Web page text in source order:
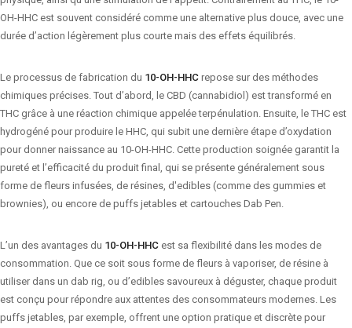
OH-HHC est souvent considéré comme une alternative plus douce, avec une
durée d’action légèrement plus courte mais des effets équilibrés.
Le processus de fabrication du 10-OH-HHC repose sur des méthodes
chimiques précises. Tout d’abord, le CBD (cannabidiol) est transformé en
THC grâce à une réaction chimique appelée terpénulation. Ensuite, le THC est
hydrogéné pour produire le HHC, qui subit une dernière étape d’oxydation
pour donner naissance au 10-OH-HHC. Cette production soignée garantit la
pureté et l’efficacité du produit final, qui se présente généralement sous
forme de fleurs infusées, de résines, d'edibles (comme des gummies et
brownies), ou encore de puffs jetables et cartouches Dab Pen.
L’un des avantages du 10-OH-HHC est sa flexibilité dans les modes de
consommation. Que ce soit sous forme de fleurs à vaporiser, de résine à
utiliser dans un dab rig, ou d’edibles savoureux à déguster, chaque produit
est conçu pour répondre aux attentes des consommateurs modernes. Les
puffs jetables, par exemple, offrent une option pratique et discrète pour